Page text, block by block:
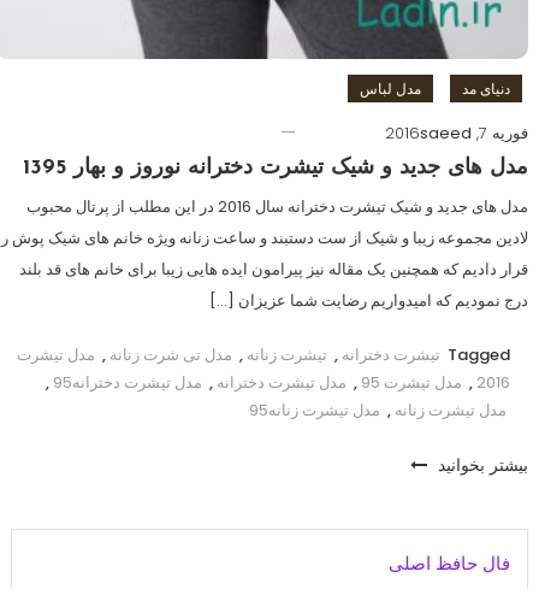
دنیای مد مدل لباس
فوریه 7, 2016
saeed
مدل های جدید و شیک تیشرت دخترانه نوروز و بهار 1395
مدل های جدید و شیک تیشرت دخترانه سال 2016 در این مطلب از پرتال محبوب
لادین مجموعه زیبا و شیک از ست دستبند و ساعت زنانه ویژه خانم های شیک پوش
قرار دادیم که همچنین یک مقاله نیز پیرامون ایده هایی زیبا برای خانم های قد بلند
درج نمودیم که امیدواریم رضایت شما عزیزان […]
Tagged تیشرت دخترانه , تیشرت زنانه , مدل تی شرت زنانه , مدل تیشرت
2016
, مدل تیشرت 95 , مدل تیشرت دخترانه , مدل تیشرت دخترانه95
,
مدل تیشرت زنانه , مدل تیشرت زنانه95
بیشتر بخوانید
فال حافظ اصلی